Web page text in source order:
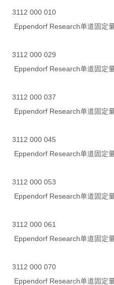
3112 000 010
Eppendorf Research单道固定
3112 000 029
Eppendorf Research单道固定
3112 000 037
Eppendorf Research单道固定
3112 000 045
Eppendorf Research单道固定
3112 000 053
Eppendorf Research单道固定
3112 000 061
Eppendorf Research单道固定
3112 000 070
Eppendorf Research单道固定